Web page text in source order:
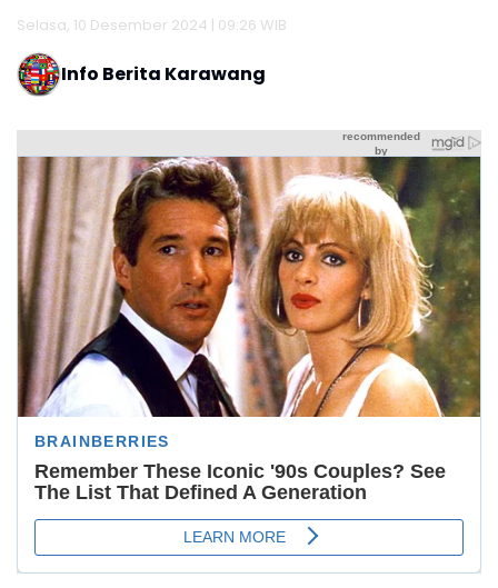
Selasa, 10 Desember 2024 | 09:26 WIB
Info Berita Karawang